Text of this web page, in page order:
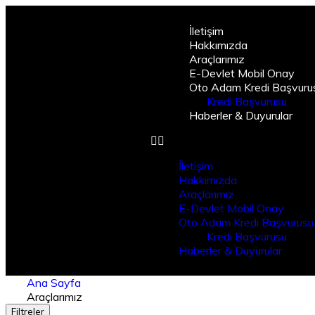
İletişim
Hakkımızda
Araçlarımız
E-Devlet Mobil Onay
Oto Adam Kredi
Kredi Başvurusu
Haberler & Duyurular
İletişim
Hakkımızda
Araçlarımız
E-Devlet Mobil Onay
Oto Adam Kredi Başvurusu
Kredi Başvurusu
Haberler & Duyurular
Ana Sayfa
Araçlarımız
Filtreler